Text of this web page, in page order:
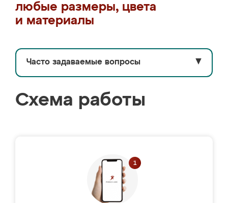
любые размеры, цвета
и материалы
Часто задаваемые вопросы ▼
Схема работы